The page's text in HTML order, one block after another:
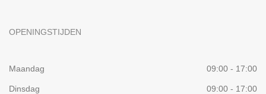
OPENINGSTIJDEN
Maandag 09:00 - 17:00
Dinsdag 09:00 - 17:00